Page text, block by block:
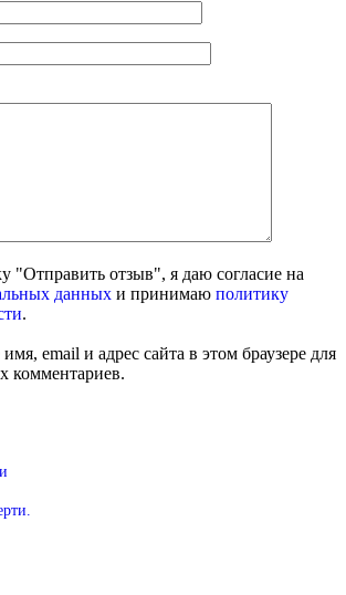
"Отправить отзыв", я даю согласие на
данных и принимаю политику
.
email и адрес сайта в этом браузере для
комментариев.